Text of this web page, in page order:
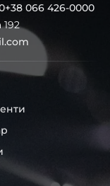
+38 066 426-0000